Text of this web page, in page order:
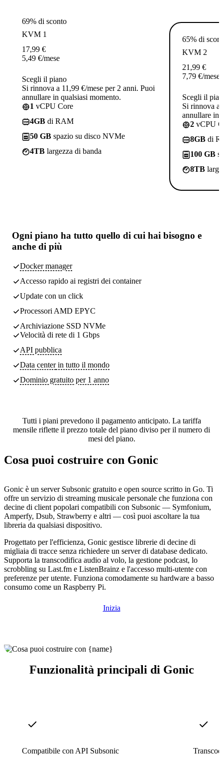
69% di sconto
KVM 1
17,99 €
5,49 €/mese
Scegli il piano
Si rinnova a 11,99 €/mese per 2 anni. Puoi
annullare in qualsiasi momento.
1 vCPU Core
4GB di RAM
50 GB spazio su disco NVMe
4TB largezza di banda
65% di
KVM 2
21,99 €
7,79 €/mese
Scegli il
Si rinnova a
annullare in
2 vCPU
8GB di
100 GB
8TB
Ogni piano ha tutto quello di cui hai bisogno e
anche di più
Docker manager
Accesso rapido ai registri dei container
Update con un click
Processori AMD EPYC
Archiviazione SSD NVMe
Velocità di rete di 1 Gbps
API pubblica
Data centerin tutto il mondo
Dominio gratuito per 1 anno
Tutti i piani prevedono il pagamento anticipato. La tariffa
mensile riflette il prezzo totale del piano diviso per il numero di
mesi del piano.
Cosa puoi costruire con Gonic
Gonic è un server Subsonic gratuito e open source scritto in Go. Ti
offre un servizio di streaming musicale personale che funziona con
decine di client popolari compatibili con Subsonic — Symfonium,
Amperfy, Dsub, Strawberry e altri — così puoi ascoltare la tua
libreria da qualsiasi dispositivo.
Progettato per l'efficienza, Gonic gestisce librerie di decine di
migliaia di tracce senza richiedere un server di database dedicato.
Supporta la transcodifica audio al volo, la gestione podcast, lo
scrobbling su Last.fm e ListenBrainz e l'accesso multi-utente con
preferenze per utente. Funziona comodamente su hardware a basso
consumo come un Raspberry Pi.
Inizia
Funzionalità principali di Gonic
Compatibile con API Subsonic